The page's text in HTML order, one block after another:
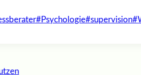
#Psychologie#supervision#